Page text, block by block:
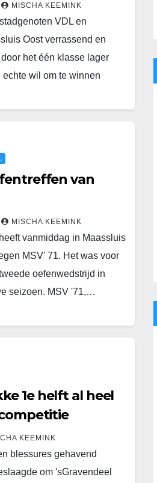
MISCHA KEEMINK
VDL en
Oost verrassend en
het één klasse lager
wil om te winnen
van
MISCHA KEEMINK
vanmiddag in Maassluis
MSV' 71. Het was voor
oefenwedstrijd in
seizoen. MSV '71,…
1e helft al heel
KEEMINK
blessures gehavend
om 'sGravendeel